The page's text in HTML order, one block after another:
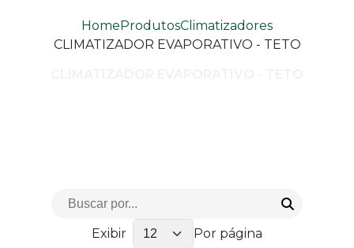
HomeProdutosClimatizadores
CLIMATIZADOR EVAPORATIVO - TETO
Exibir Por página